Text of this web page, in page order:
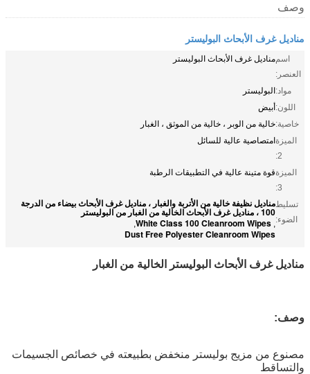
وصف
مناديل غرف الأبحاث البوليستر
اسم
العنصر:
مناديل غرف الأبحاث البوليستر
مواد:البوليستر
اللون:أبيض
خاصية:خالية من الوبر ، خالية من الموثق ، الغبار
الميزة
2:
امتصاصية عالية للسائل
الميزة
3:
قوة متينة عالية في التطبيقات الرطبة
تسليط
الضوء:
مناديل نظيفة خالية من الأتربة والغبار ، مناديل غرف الأبحاث بيضاء من الدرجة
100 ، مناديل غرف الأبحاث الخالية من الغبار من البوليستر
,
White Class 100 Cleanroom Wipes
,
Dust Free Polyester Cleanroom Wipes
مناديل غرف الأبحاث البوليستر الخالية من الغبار
وصف:
مصنوع من مزيج بوليستر منخفض بطبيعته في خصائص الجسيمات
والتساقط